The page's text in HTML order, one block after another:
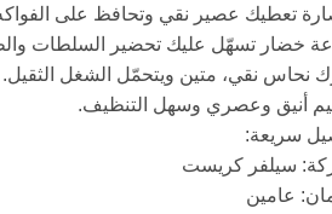
تعطيك عصير نقي وتحافظ على
خضار تسهّل عليك تحضير السلطات
نحاس نقي، متين ويتحمّل الشغل الثقيل.
أنيق وعصري وسهل التنظيف.
سريعة:
سيلفر كريست
عامين